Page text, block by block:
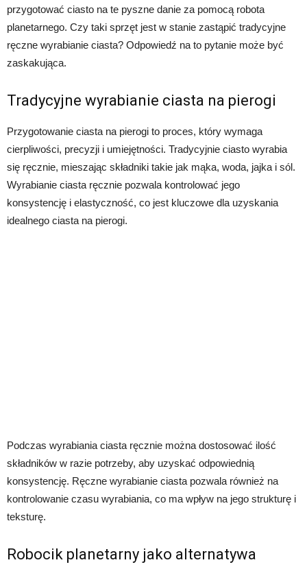
przygotować ciasto na te pyszne danie za pomocą robota
planetarnego. Czy taki sprzęt jest w stanie zastąpić tradycyjne
ręczne wyrabianie ciasta? Odpowiedź na to pytanie może być
zaskakująca.
Tradycyjne wyrabianie ciasta na pierogi
Przygotowanie ciasta na pierogi to proces, który wymaga
cierpliwości, precyzji i umiejętności. Tradycyjnie ciasto wyrabia
się ręcznie, mieszając składniki takie jak mąka, woda, jajka i sól.
Wyrabianie ciasta ręcznie pozwala kontrolować jego
konsystencję i elastyczność, co jest kluczowe dla uzyskania
idealnego ciasta na pierogi.
Podczas wyrabiania ciasta ręcznie można dostosować ilość
składników w razie potrzeby, aby uzyskać odpowiednią
konsystencję. Ręczne wyrabianie ciasta pozwala również na
kontrolowanie czasu wyrabiania, co ma wpływ na jego strukturę i
teksturę.
Robocik planetarny jako alternatywa